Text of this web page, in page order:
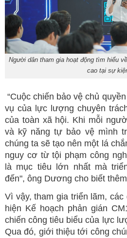
Người dân tham gia hoạt động tìm hiểu
cao tại sự
“Cuộc chiến bảo vệ chủ
vụ của lực lượng chuyên
của toàn xã hội. Khi mỗi
và kỹ năng tự bảo vệ mình
chúng ta sẽ tạo nên một lá
nguy cơ từ tội phạm công
là mục tiêu lớn nhất mà
đến", ông Dương cho biết
Vì vậy, tham gia triển lãm,
hiện Kế hoạch phản gián
chiến công tiêu biểu của lực
Qua đó, giới thiệu tới công